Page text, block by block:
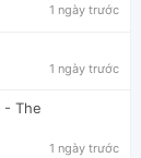
1 ngày trước
1 ngày trước
- The
1 ngày trước